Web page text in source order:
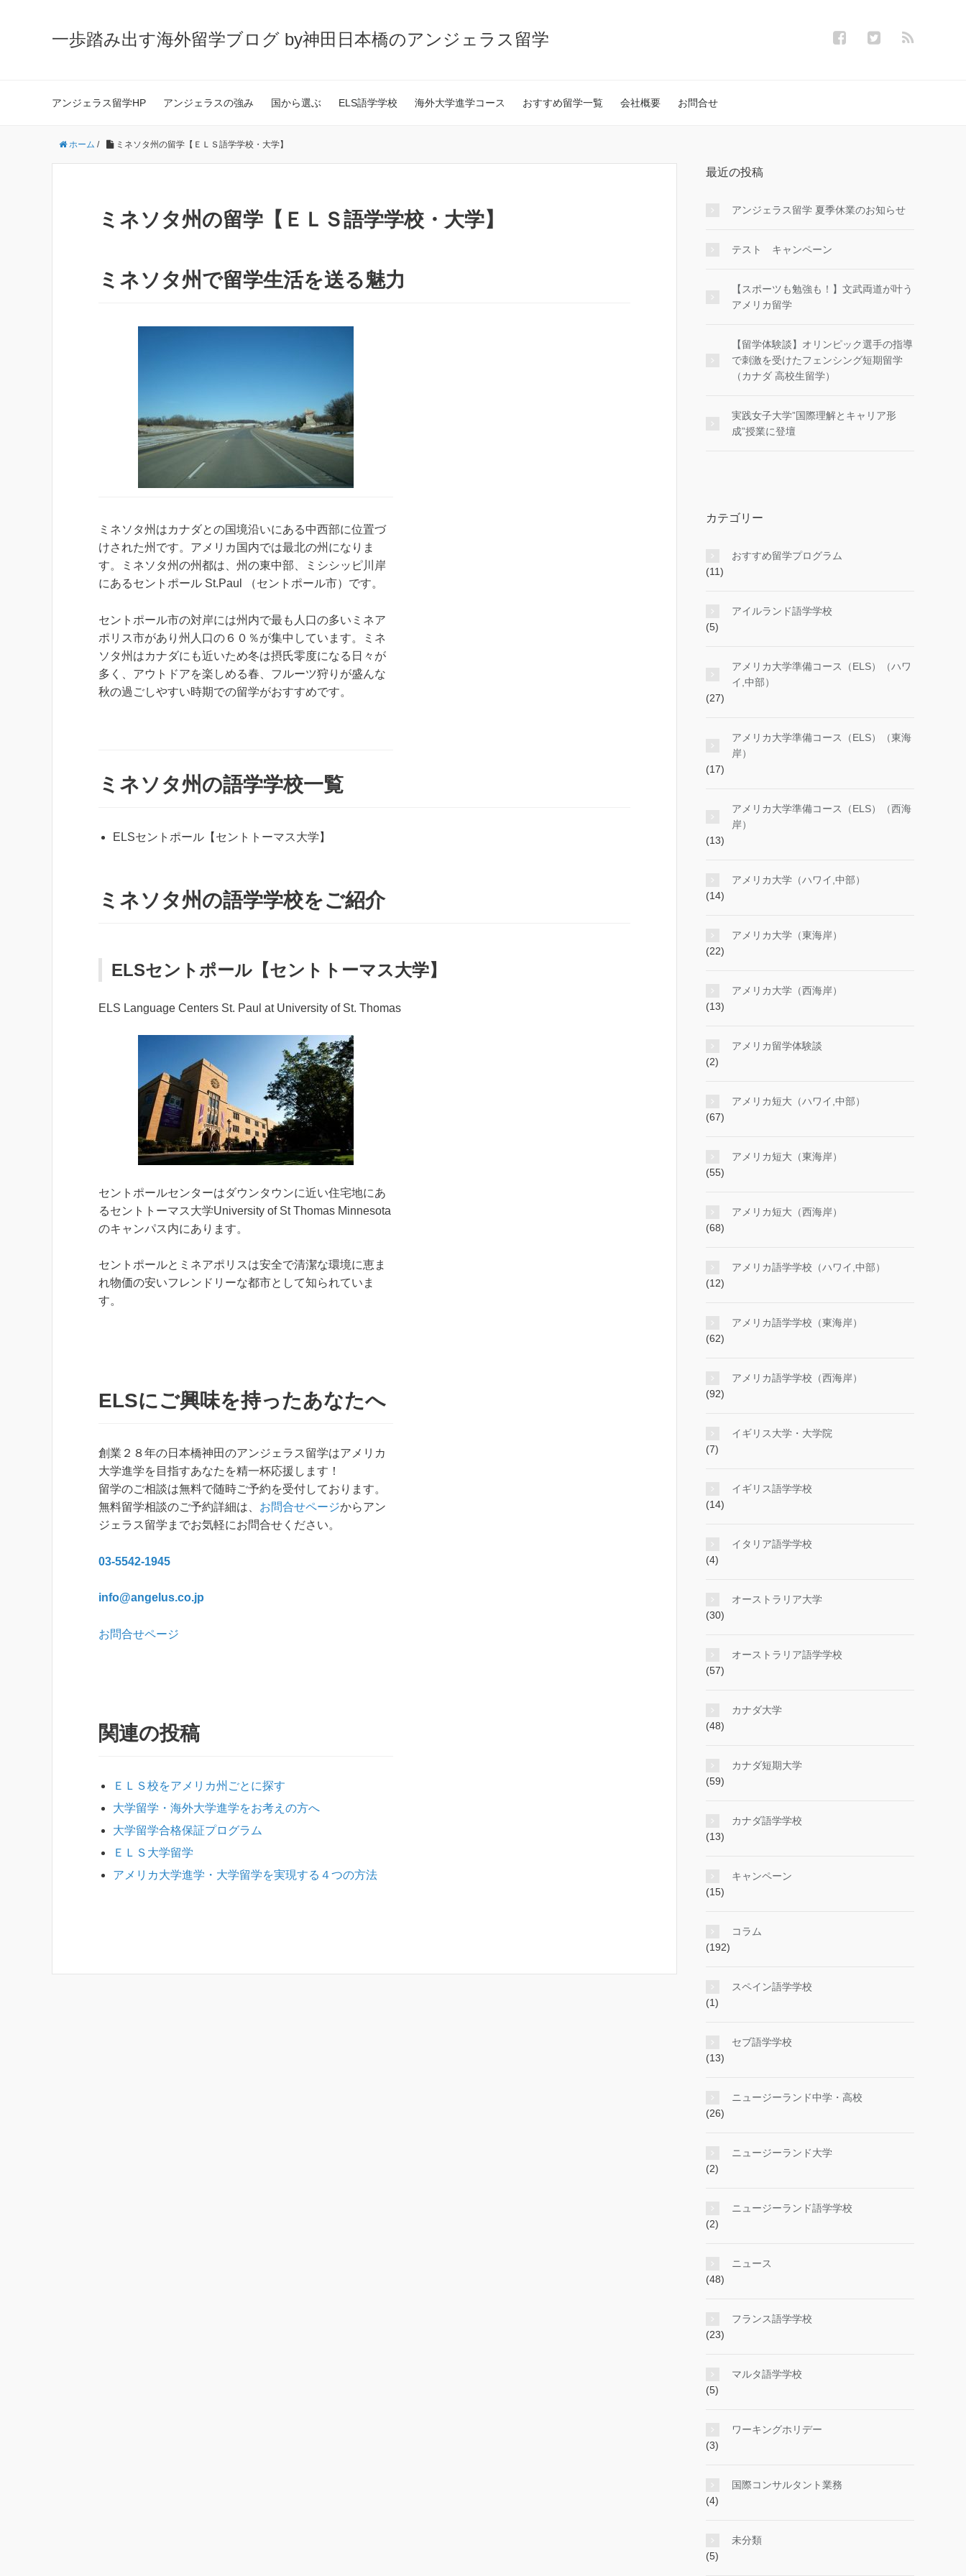
一歩踏み出す海外留学ブログ by神田日本橋のアンジェラス留学
アンジェラス留学HP アンジェラスの強み 国から選ぶ ELS語学学校 海外大学進学コース おすすめ留学一覧 会社概要 お問合せ
ホーム / ミネソタ州の留学【ＥＬＳ語学学校・大学】
ミネソタ州の留学【ＥＬＳ語学学校・大学】
ミネソタ州で留学生活を送る魅力
ミネソタ州はカナダとの国境沿いにある中西部に位置づ
けされた州です。アメリカ国内では最北の州になりま
す。ミネソタ州の州都は、州の東中部、ミシシッピ川岸
にあるセントポール St.Paul （セントポール市）です。
セントポール市の対岸には州内で最も人口の多いミネア
ポリス市があり州人口の６０％が集中しています。ミネ
ソタ州はカナダにも近いため冬は摂氏零度になる日々が
多く、アウトドアを楽しめる春、フルーツ狩りが盛んな
秋の過ごしやすい時期での留学がおすすめです。
ミネソタ州の語学学校一覧
ELSセントポール【セントトーマス大学】
ミネソタ州の語学学校をご紹介
ELSセントポール【セントトーマス大学】
ELS Language Centers St. Paul at University of St. Thomas
セントポールセンターはダウンタウンに近い住宅地にあ
るセントトーマス大学University of St Thomas Minnesota
のキャンパス内にあります。
セントポールとミネアポリスは安全で清潔な環境に恵ま
れ物価の安いフレンドリーな都市として知られていま
す。
ELSにご興味を持ったあなたへ
創業２８年の日本橋神田のアンジェラス留学はアメリカ
大学進学を目指すあなたを精一杯応援します！
留学のご相談は無料で随時ご予約を受付しております。
無料留学相談のご予約詳細は、 お問合せページからアン
ジェラス留学までお気軽にお問合せください。
03-5542-1945
info@angelus.co.jp
お問合せページ
関連の投稿
ＥＬＳ校をアメリカ州ごとに探す
大学留学・海外大学進学をお考えの方へ
大学留学合格保証プログラム
ＥＬＳ大学留学
アメリカ大学進学・大学留学を実現する４つの方法
最近の投稿
アンジェラス留学 夏季休業のお知らせ
テスト キャンペーン
【スポーツも勉強も！】文武両道が叶う
アメリカ留学
【留学体験談】オリンピック選手の指導
で刺激を受けたフェンシング短期留学
（カナダ 高校生留学）
実践女子大学”国際理解とキャリア形
成”授業に登壇
カテゴリー
おすすめ留学プログラム
(11)
アイルランド語学学校
(5)
アメリカ大学準備コース（ELS）（ハワ
イ,中部）
(27)
アメリカ大学準備コース（ELS）（東海
岸）
(17)
アメリカ大学準備コース（ELS）（西海
岸）
(13)
アメリカ大学（ハワイ,中部）
(14)
アメリカ大学（東海岸）
(22)
アメリカ大学（西海岸）
(13)
アメリカ留学体験談
(2)
アメリカ短大（ハワイ,中部）
(67)
アメリカ短大（東海岸）
(55)
アメリカ短大（西海岸）
(68)
アメリカ語学学校（ハワイ,中部）
(12)
アメリカ語学学校（東海岸）
(62)
アメリカ語学学校（西海岸）
(92)
イギリス大学・大学院
(7)
イギリス語学学校
(14)
イタリア語学学校
(4)
オーストラリア大学
(30)
オーストラリア語学学校
(57)
カナダ大学
(48)
カナダ短期大学
(59)
カナダ語学学校
(13)
キャンペーン
(15)
コラム
(192)
スペイン語学学校
(1)
セブ語学学校
(13)
ニュージーランド中学・高校
(26)
ニュージーランド大学
(2)
ニュージーランド語学学校
(2)
ニュース
(48)
フランス語学学校
(23)
マルタ語学学校
(5)
ワーキングホリデー
(3)
国際コンサルタント業務
(4)
未分類
(5)